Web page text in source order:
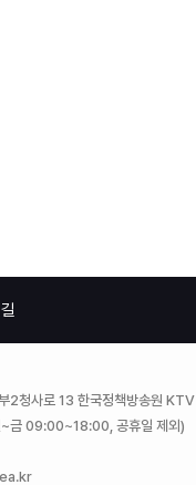
2청사로 13 한국정책방송원 KTV
09:00~18:00, 공휴일 제외)